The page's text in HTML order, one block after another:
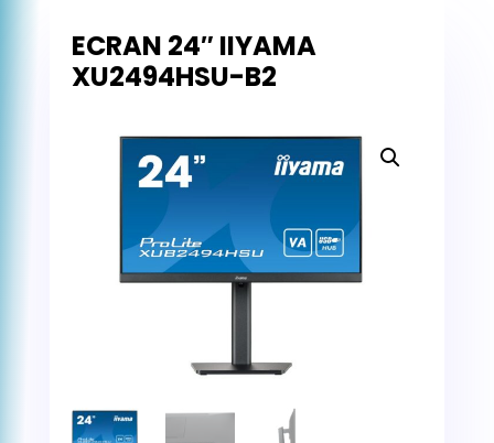
ECRAN 24″ IIYAMA
XU2494HSU-B2